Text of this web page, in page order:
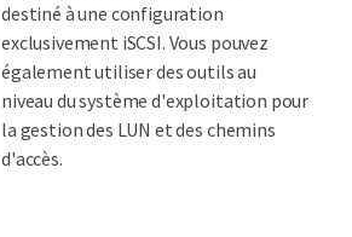
destiné à une configuration
exclusivement iSCSI. Vous pouvez
également utiliser des outils au
niveau du système d'exploitation pour
la gestion des LUN et des chemins
d'accès.